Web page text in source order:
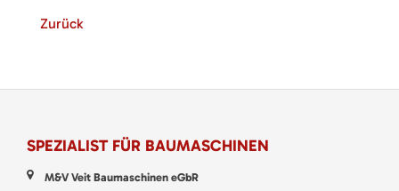
Zurück
SPEZIALIST FÜR BAUMASCHINEN
M&V Veit Baumaschinen eGbR